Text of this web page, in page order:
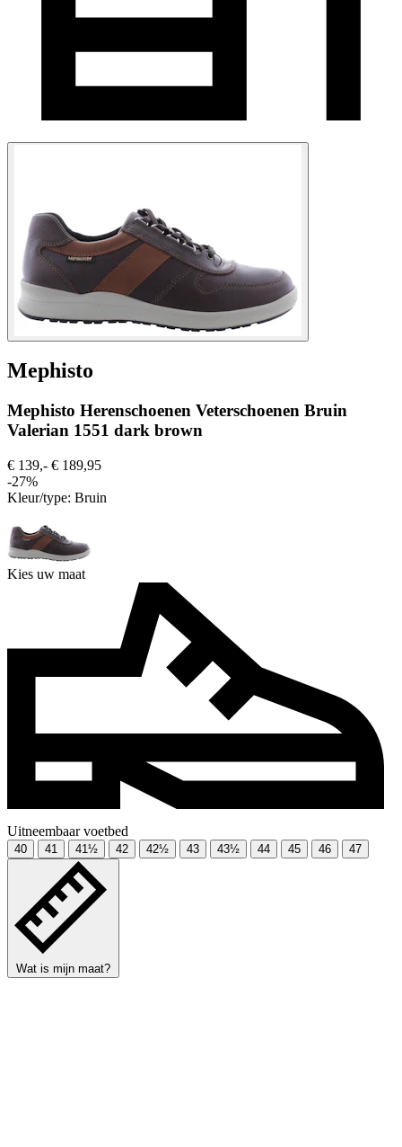
Mephisto
Mephisto Herenschoenen Veterschoenen Bruin
Valerian 1551 dark brown
€ 139,- € 189,95
-27%
Kleur/type: Bruin
Kies uw maat
Uitneembaar voetbed
40 41 41½ 42 42½ 43 43½ 44 45 46 47
Wat is mijn maat?